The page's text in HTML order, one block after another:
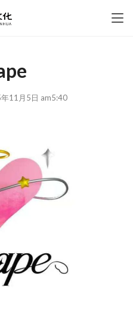
11月5日 am5:40